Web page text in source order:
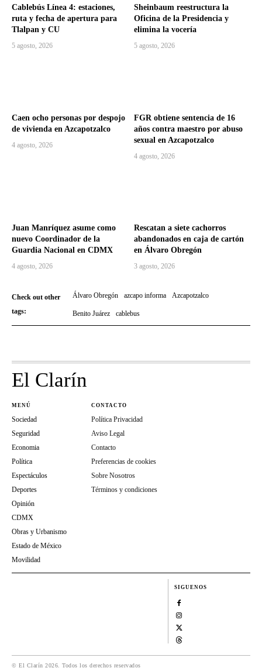
Cablebús Línea 4: estaciones,
ruta y fecha de apertura para
Tlalpan y CU
5 agosto, 2026
Sheinbaum reestructura la
Oficina de la Presidencia y
elimina la vocería
5 agosto, 2026
Caen ocho personas por despojo
de vivienda en Azcapotzalco
4 agosto, 2026
FGR obtiene sentencia de 16
años contra maestro por abuso
sexual en Azcapotzalco
4 agosto, 2026
Juan Manríquez asume como
nuevo Coordinador de la
Guardia Nacional en CDMX
4 agosto, 2026
Rescatan a siete cachorros
abandonados en caja de cartón
en Álvaro Obregón
3 agosto, 2026
Check out other
tags:
Álvaro Obregón azcapo informa Azcapotzalco
Benito Juárez cablebus
El Clarín
MENÚ
Sociedad
Seguridad
Economia
Política
Espectáculos
Deportes
Opinión
CDMX
Obras y Urbanismo
Estado de México
Movilidad
CONTACTO
Política Privacidad
Aviso Legal
Contacto
Preferencias de cookies
Sobre Nosotros
Términos y condiciones
SIGUENOS
© El Clarín 2026. Todos los derechos reservados